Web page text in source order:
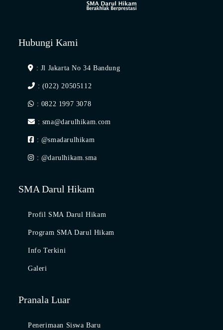
Hubungi Kami
: Jl Jakarta No 34 Bandung
: (022) 20505112
: 0822 1997 3078
: sma@darulhikam.com
: @smadarulhikam
: @darulhikam.sma
SMA Darul Hikam
Profil SMA Darul Hikam
Program SMA Darul Hikam
Info Terkini
Galeri
Pranala Luar
Penerimaan Siswa Baru